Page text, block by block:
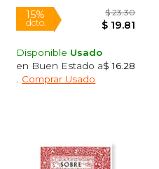
Disponible Usado
en Buen Estado a$ 16.28
Comprar Usado